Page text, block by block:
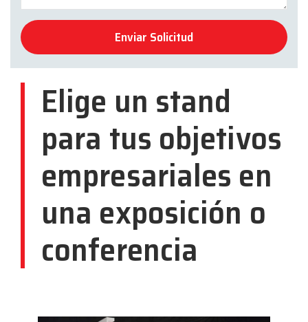
Elige un stand
para tus objetivos
empresariales en
una exposición o
conferencia